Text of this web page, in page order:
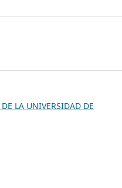
LA UNIVERSIDAD DE